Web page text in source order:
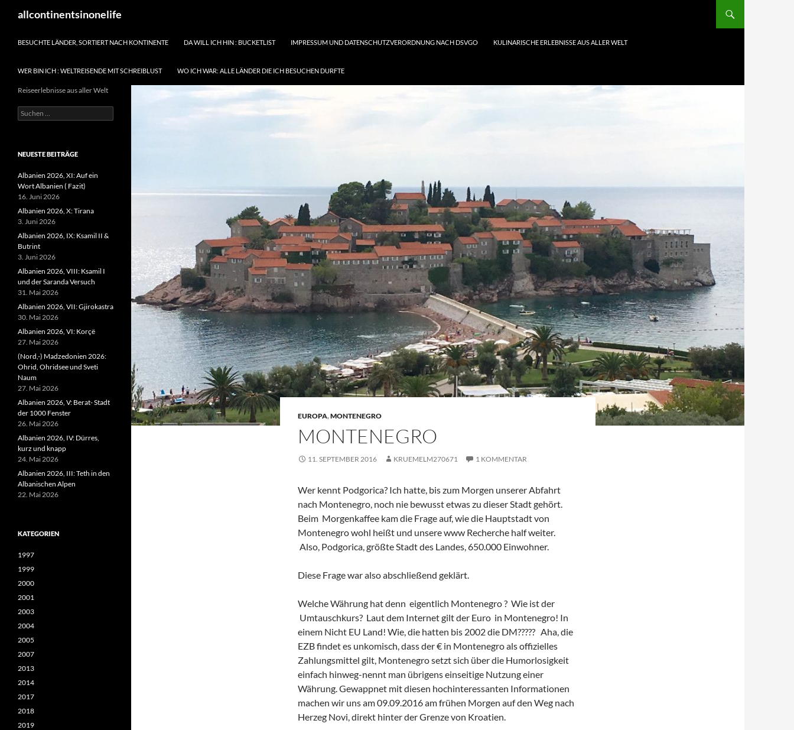
Inhaltallcontinentsinonelife
BESUCHTE LÄNDER, SORTIERT NACH KONTINENTE DA WILL ICH HIN : BUCKETLIST IMPRESSUM UND DATENSCHUTZVERORDNUNG NACH DSVGO KULINARISCHE ERLEBNISSE AUS ALLER WELT
WER BIN ICH : WELTREISENDE MIT SCHREIBLUST WO ICH WAR: ALLE LÄNDER DIE ICH BESUCHEN DURFTE
EUROPA,MONTENEGRO
MONTENEGRO
11. SEPTEMBER 2016 KRUEMELM270671 1 KOMMENTAR
Wer kennt Podgorica? Ich hatte, bis zum Morgen unserer Abfahrt
nach Montenegro, noch nie bewusst etwas zu dieser Stadt gehört.
Beim Morgenkaffee kam die Frage auf, wie die Hauptstadt von
Montenegro wohl heißt und unsere www Recherche half weiter.
Also, Podgorica, größte Stadt des Landes, 650.000 Einwohner.
Diese Frage war also abschließend geklärt.
Welche Währung hat denn eigentlich Montenegro ? Wie ist der
Umtauschkurs? Laut dem Internet gilt der Euro in Montenegro! In
einem Nicht EU Land! Wie, die hatten bis 2002 die DM????? Aha, die
EZB findet es unkomisch, dass der € in Montenegro als offizielles
Zahlungsmittel gilt, Montenegro setzt sich über die Humorlosigkeit
einfach hinweg-nennt man übrigens einseitige Nutzung einer
Währung. Gewappnet mit diesen hochinteressanten Informationen
machen wir uns am 09.09.2016 am frühen Morgen auf den Weg nach
Herzeg Novi, direkt hinter der Grenze von Kroatien.
Reiseerlebnisse aus aller Welt
Suchen
nach:
NEUESTE BEITRÄGE
Albanien 2026, XI: Auf ein
Wort Albanien ( Fazit)
16. Juni 2026
Albanien 2026, X: Tirana
3. Juni 2026
Albanien 2026, IX: Ksamil II &
Butrint
3. Juni 2026
Albanien 2026, VIII: Ksamil I
und der Saranda Versuch
31. Mai 2026
Albanien 2026, VII: Gjirokastra
30. Mai 2026
Albanien 2026, VI: Korçë
27. Mai 2026
(Nord,-) Madzedonien 2026:
Ohrid, Ohridsee und Sveti
Naum
27. Mai 2026
Albanien 2026, V: Berat- Stadt
der 1000 Fenster
26. Mai 2026
Albanien 2026, IV: Dürres,
kurz und knapp
24. Mai 2026
Albanien 2026, III: Teth in den
Albanischen Alpen
22. Mai 2026
KATEGORIEN
1997
1999
2000
2001
2003
2004
2005
2007
2013
2014
2017
2018
2019